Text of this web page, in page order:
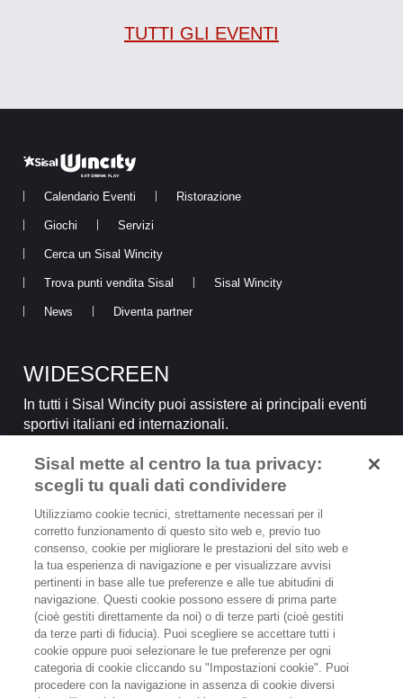
TUTTI GLI EVENTI
Calendario Eventi Ristorazione
Giochi Servizi
Cerca un Sisal Wincity
Trova punti vendita Sisal Sisal Wincity
News Diventa partner
WIDESCREEN
In tutti i Sisal Wincity puoi assistere ai principali eventi
sportivi italiani ed internazionali.
SCOPRI
IL GIOCO È VIETATO AI MINORI
E PUÒ CAUSARE DIPENDENZA PATOLOGICA
Sisal Italia S.p.A | Partita I.V.A 02433760135
Tutti i diritti sono riservati.
Sisal mette al centro la tua privacy:
scegli tu quali dati condividere
Utilizziamo cookie tecnici, strettamente necessari per il
corretto funzionamento di questo sito web e, previo tuo
consenso, cookie per migliorare le prestazioni del sito web e
la tua esperienza di navigazione e per visualizzare avvisi
pertinenti in base alle tue preferenze e alle tue abitudini di
navigazione. Questi cookie possono essere di prima parte
(cioè gestiti direttamente da noi) o di terze parti (cioè gestiti
da terze parti di fiducia). Puoi scegliere se accettare tutti i
cookie oppure puoi selezionare le tue preferenze per ogni
categoria di cookie cliccando su "Impostazioni cookie". Puoi
procedere con la navigazione in assenza di cookie diversi